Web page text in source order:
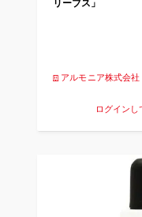
リーブス」
アルモニア株式会社
ログイン